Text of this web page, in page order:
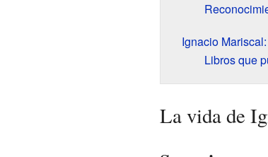
Ignacio
Libros que
La vida de